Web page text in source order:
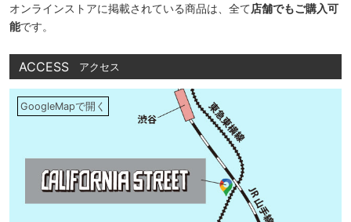
オンラインストアに掲載されている商品は、全て店舗でもご購入可
能です。
ACCESS アクセス
GoogleMapで開く